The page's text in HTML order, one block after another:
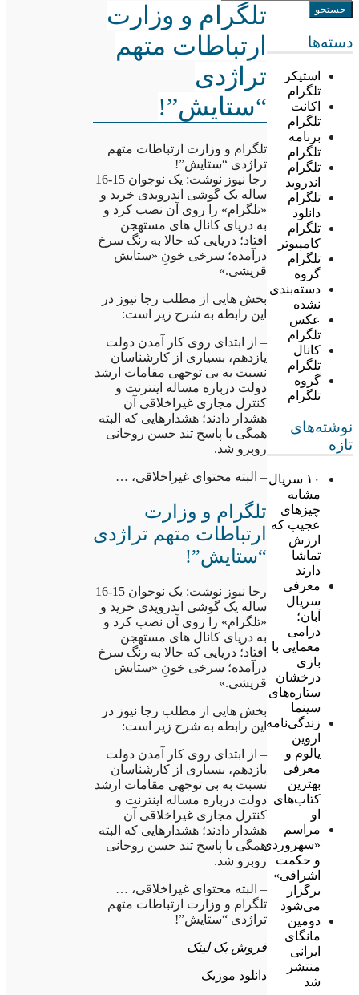
دسته‌ها
استیکر
تلگرام
اکانت
تلگرام
برنامه
تلگرام
تلگرام
اندروید
تلگرام
دانلود
تلگرام
کامپیوتر
تلگرام
گروه
دسته‌بندی
نشده
عکس
تلگرام
کانال
تلگرام
گروه
تلگرام
نوشته‌های
تازه
۱۰ سریال
مشابه
چیزهای
عجیب که
ارزش
تماشا
دارند
معرفی
سریال
آبان؛
درامی
معمایی با
بازی
درخشان
ستاره‌های
سینما
زندگی‌نامه
اروین
یالوم و
معرفی
بهترین
کتاب‌های
او
مراسم
«سهروردی
و حکمت
اشراقی»
برگزار
می‌شود
دومین
مانگای
ایرانی
منتشر
شد
تلگرام و وزارت
ارتباطات متهم
تراژدی
“ستایش”!
تلگرام و وزارت ارتباطات متهم
تراژدی “ستایش”!
رجا نیوز نوشت: یک نوجوان 15-16
ساله یک گوشی اندرویدی خرید و
«تلگرام» را روی آن نصب کرد و
به دریای کانال های مستهجن
افتاد؛ دریایی که حالا به رنگ سرخ
درآمده؛ سرخی خونِ «ستایش
قریشی.»
بخش هایی از مطلب رجا نیوز در
این رابطه به شرح زیر است:
– از ابتدای روی کار آمدن دولت
یازدهم، بسیاری از کارشناسان
نسبت به بی توجهی مقامات ارشد
دولت درباره مساله اینترنت و
کنترل مجاری غیراخلاقی آن
هشدار دادند؛ هشدارهایی که البته
همگی با پاسخ تند حسن روحانی
روبرو شد.
– البته محتوای غیراخلاقی، …
تلگرام و وزارت
ارتباطات متهم تراژدی
“ستایش”!
رجا نیوز نوشت: یک نوجوان 15-16
ساله یک گوشی اندرویدی خرید و
«تلگرام» را روی آن نصب کرد و
به دریای کانال های مستهجن
افتاد؛ دریایی که حالا به رنگ سرخ
درآمده؛ سرخی خونِ «ستایش
قریشی.»
بخش هایی از مطلب رجا نیوز در
این رابطه به شرح زیر است:
– از ابتدای روی کار آمدن دولت
یازدهم، بسیاری از کارشناسان
نسبت به بی توجهی مقامات ارشد
دولت درباره مساله اینترنت و
کنترل مجاری غیراخلاقی آن
هشدار دادند؛ هشدارهایی که البته
همگی با پاسخ تند حسن روحانی
روبرو شد.
– البته محتوای غیراخلاقی، …
تلگرام و وزارت ارتباطات متهم
تراژدی “ستایش”!
فروش بک لینک
دانلود موزیک